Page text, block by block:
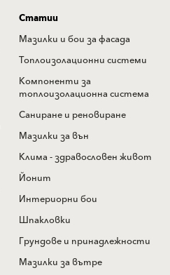
Статии
Мазилки и бои за фасада
Топлоизолационни системи
Компоненти за
топлоизолационна система
Саниране и реновиране
Мазилки за вън
Клима - здравословен живот
Йонит
Интериорни бои
Шпакловки
Грундове и принадлежности
Мазилки за вътре